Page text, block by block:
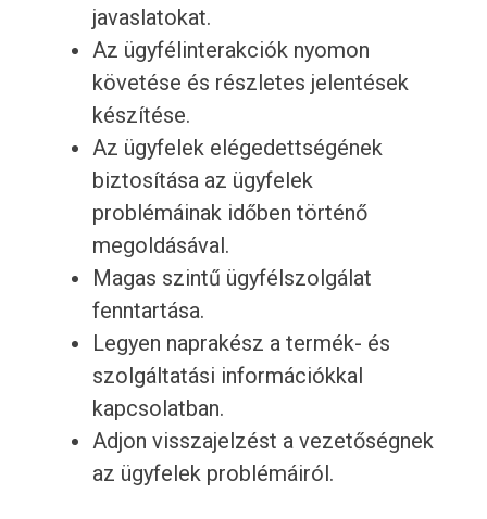
javaslatokat.
Az ügyfélinterakciók nyomon
követése és részletes jelentések
készítése.
Az ügyfelek elégedettségének
biztosítása az ügyfelek
problémáinak időben történő
megoldásával.
Magas szintű ügyfélszolgálat
fenntartása.
Legyen naprakész a termék- és
szolgáltatási információkkal
kapcsolatban.
Adjon visszajelzést a vezetőségnek
az ügyfelek problémáiról.